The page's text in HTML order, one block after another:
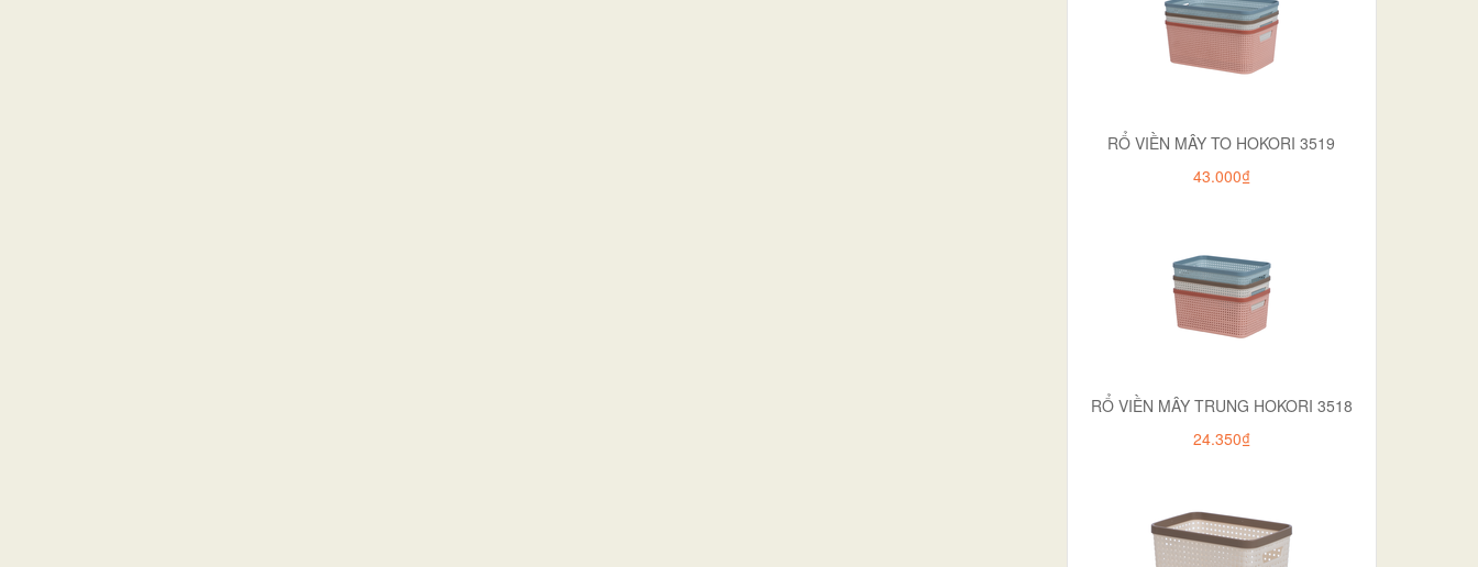
RỔ VIỀN MÂY TO HOKORI 3519
43.000₫
RỔ VIỀN MÂY TRUNG HOKORI 3518
24.350₫